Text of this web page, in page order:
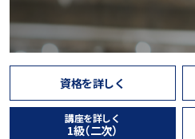
資格を詳しく
講座を詳しく
1級（二次）